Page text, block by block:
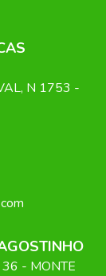
N 1753 -
36 - MONTE